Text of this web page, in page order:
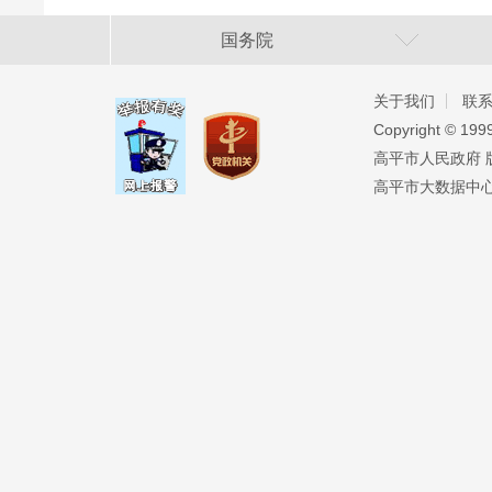
国务院
关于我们
联
Copyright ©️
高平市人民政府
高平市大数据